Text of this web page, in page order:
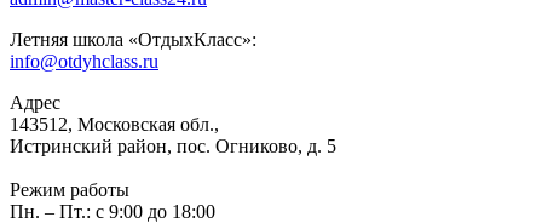
Летняя школа «ОтдыхКласс»:
info@otdyhclass.ru
Адрес
143512, Московская обл.,
Истринский район, пос. Огниково, д. 5
Режим работы
Пн. – Пт.: с 9:00 до 18:00